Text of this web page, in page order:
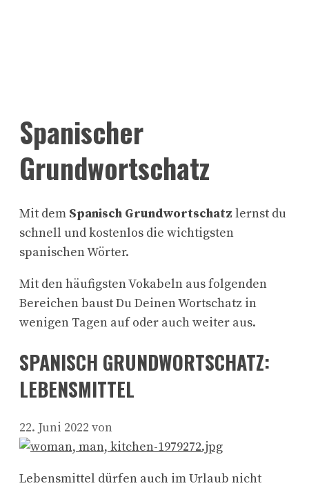
Spanischer
Grundwortschatz
Mit dem Spanisch Grundwortschatz lernst du
schnell und kostenlos die wichtigsten
spanischen Wörter.
Mit den häufigsten Vokabeln aus folgenden
Bereichen baust Du Deinen Wortschatz in
wenigen Tagen auf oder auch weiter aus.
SPANISCH GRUNDWORTSCHATZ:
LEBENSMITTEL
22. Juni 2022 von
Lebensmittel dürfen auch im Urlaub nicht